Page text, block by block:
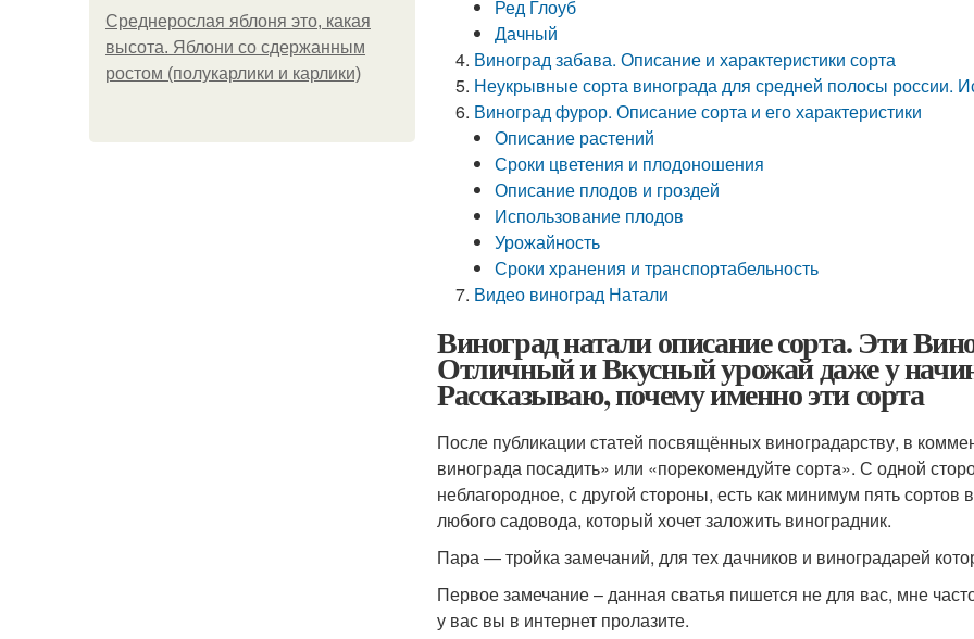
Среднерослая яблоня это, какая
высота. Яблони со сдержанным
ростом (полукарлики и карлики)
Ред Глоуб
Дачный
Виноград забава. Описание и характеристики сорта
Неукрывные сорта винограда для средней полосы россии.
Виноград фурор. Описание сорта и его характеристики
Описание растений
Сроки цветения и плодоношения
Описание плодов и гроздей
Использование плодов
Урожайность
Сроки хранения и транспортабельность
Видео виноград Натали
Виноград натали описание сорта. Эти
Отличный и Вкусный урожай даже у
Рассказываю, почему именно эти сорта
После публикации статей посвящённых виноградарству, в
винограда посадить» или «порекомендуйте сорта». С одной
неблагородное, с другой стороны, есть как минимум пять
любого садовода, который хочет заложить виноградник.
Пара — тройка замечаний, для тех дачников и виноградарей
Первое замечание – данная сватья пишется не для вас, мне
у вас вы в интернет пролазите.